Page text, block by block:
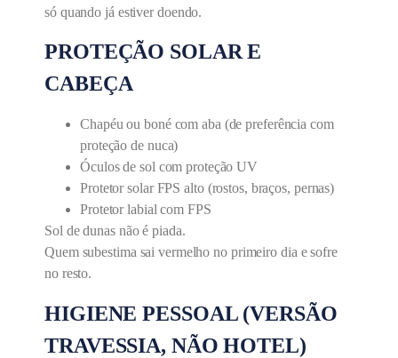
só quando já estiver doendo.
PROTEÇÃO SOLAR E
CABEÇA
Chapéu ou boné com aba (de preferência com
proteção de nuca)
Óculos de sol com proteção UV
Protetor solar FPS alto (rostos, braços, pernas)
Protetor labial com FPS
Sol de dunas não é piada.
Quem subestima sai vermelho no primeiro dia e sofre
no resto.
HIGIENE PESSOAL (VERSÃO
TRAVESSIA, NÃO HOTEL)